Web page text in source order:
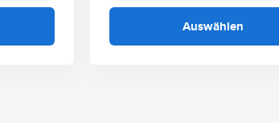
Auswählen